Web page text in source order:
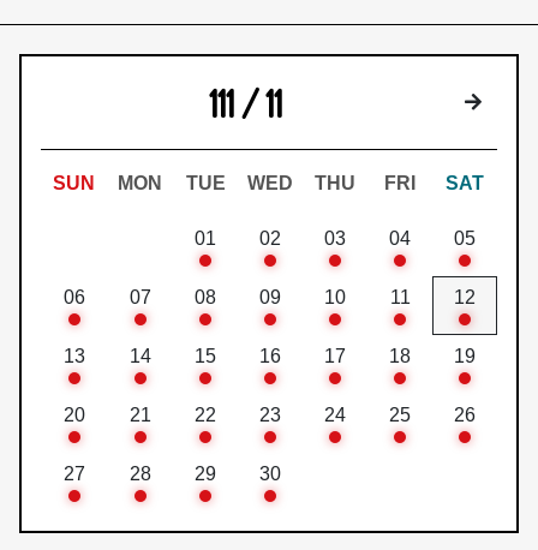
111 / 11 下個月
SUN MON TUE WED THU FRI SAT
01 02 03 04 05
06 07 08 09 10 11 12
13 14 15 16 17 18 19
20 21 22 23 24 25 26
27 28 29 30